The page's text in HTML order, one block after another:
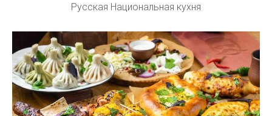
Русская Национальная кухня